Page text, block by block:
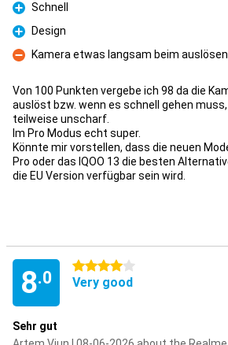
Pro
Schnell
Pro
Design
Con
Kamera etwas langsam beim auslösen
Von 100 Punkten vergebe ich 98 da die
auslöst bzw. wenn es schnell gehen
teilweise unscharf.
Im Pro Modus echt super.
Könnte mir vorstellen, dass die neuen
Pro oder das IQOO 13 die besten
die EU Version verfügbar sein wird.
8.0
4 stars
Very good
Sehr gut